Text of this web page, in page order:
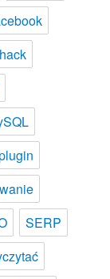
hack
SERP